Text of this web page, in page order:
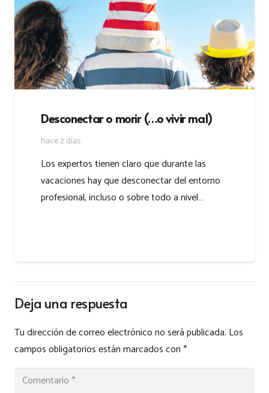
Desconectar o morir (…o vivir mal)
hace 2 días
Los expertos tienen claro que durante las
vacaciones hay que desconectar del entorno
profesional, incluso o sobre todo a nivel…
Deja una respuesta
Tu dirección de correo electrónico no será publicada. Los
campos obligatorios están marcados con*